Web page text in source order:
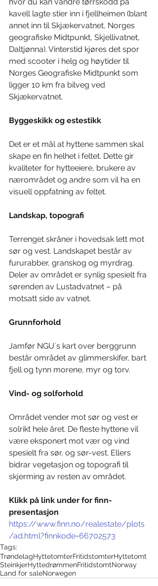
kavell lagte stier inn i fjellheimen (blant
annet inn til Skjækervatnet, Norges
geografiske Midtpunkt, Skjellivatnet,
Daltjønna). Vinterstid kjøres det spor
med scooter i helg og høytider til
Norges Geografiske Midtpunkt som
ligger 10 km fra bilveg ved
Skjækervatnet.
Byggeskikk og estestikk
Det er et mål at hyttene sammen skal
skape en fin helhet i feltet. Dette gir
kvaliteter for hytteeiere, brukere av
nærområdet og andre som vil ha en
visuell oppfatning av feltet.
Landskap, topografi
Terrenget skråner i hovedsak lett mot
sør og vest. Landskapet består av
fururabber, granskog og myrdrag.
Deler av området er synlig spesielt fra
sørenden av Lustadvatnet – på
motsatt side av vatnet.
Grunnforhold
Jamfør NGU`s kart over berggrunn
består området av glimmerskifer, bart
fjell og tynn morene, myr og torv.
Vind- og solforhold
Området vender mot sør og vest er
solrikt hele året. De fleste hyttene vil
være eksponert mot vær og vind
spesielt fra sør, og sør-vest. Ellers
bidrar vegetasjon og topografi til
skjerming av resten av området.
Klikk på link under for finn-
presentasjon
https://www.finn.no/realestate/plots
/ad.html?finnkode=66702573
Tags:
TrøndelagHyttetomterFritidstomterHyttetomt
SteinkjerHyttedrømmenFritidstomtNorway
Land for saleNorwegen